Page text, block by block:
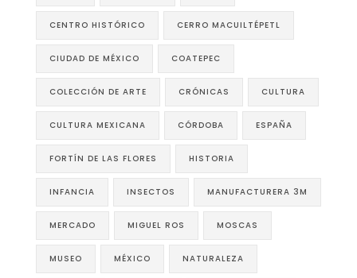
CENTRO HISTÓRICO CERRO MACUILTÉPETL
CIUDAD DE MÉXICO COATEPEC
COLECCIÓN DE ARTE CRÓNICAS CULTURA
CULTURA MEXICANA CÓRDOBA ESPAÑA
FORTÍN DE LAS FLORES HISTORIA
INFANCIA INSECTOS MANUFACTURERA 3M
MERCADO MIGUEL ROS MOSCAS
MUSEO MÉXICO NATURALEZA